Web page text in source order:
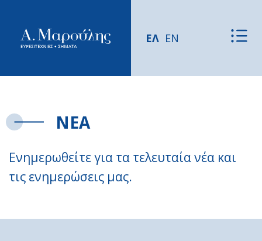
ΕΛ EN
ΝΕΑ
Ενημερωθείτε για τα τελευταία νέα και
τις ενημερώσεις μας.